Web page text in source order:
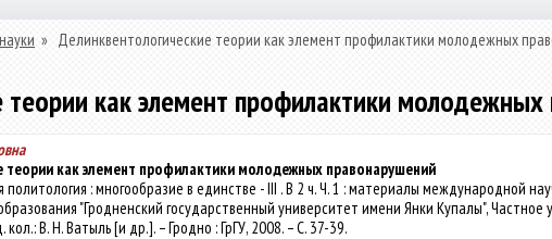
» Делинквентологические теории как элемент профилактики молодежных
теории как элемент профилактики
теории как элемент профилактики молодежных правонарушений
политология : многообразие в единстве - III . В 2 ч. Ч. 1 : материалы международной
"Гродненский государственный университет имени Янки Купалы",
В. Н. Ватыль [и др.]. – Гродно : ГрГУ, 2008. – С. 37-39.